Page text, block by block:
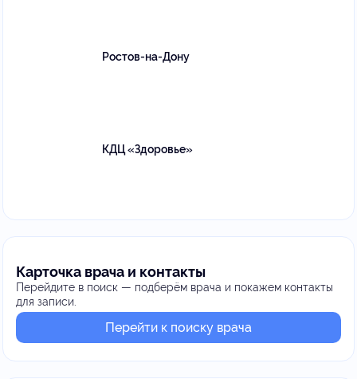
Ростов-на-Дону
КДЦ «Здоровье»
Карточка врача и контакты
Перейдите в поиск — подберём врача и покажем контакты
для записи.
Перейти к поиску врача